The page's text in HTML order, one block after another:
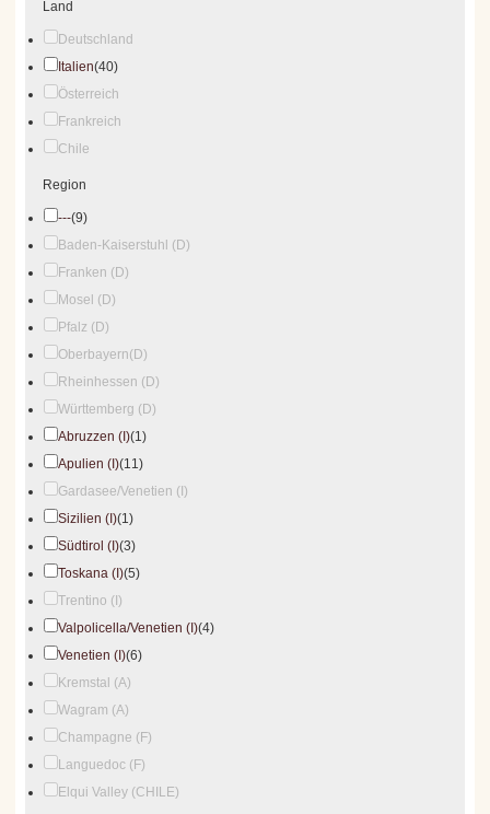
Land
Deutschland
Italien(40)
Österreich
Frankreich
Chile
Region
---(9)
Baden-Kaiserstuhl (D)
Franken (D)
Mosel (D)
Pfalz (D)
Oberbayern(D)
Rheinhessen (D)
Württemberg (D)
Abruzzen (I)(1)
Apulien (I)(11)
Gardasee/Venetien (I)
Sizilien (I)(1)
Südtirol (I)(3)
Toskana (I)(5)
Trentino (I)
Valpolicella/Venetien (I)(4)
Venetien (I)(6)
Kremstal (A)
Wagram (A)
Champagne (F)
Languedoc (F)
Elqui Valley (CHILE)